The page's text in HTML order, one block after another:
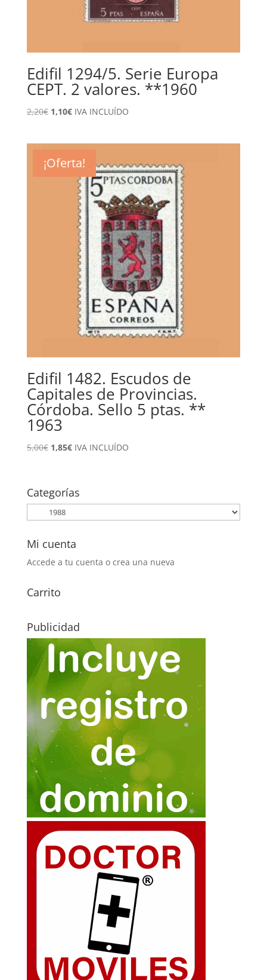
Edifil 1294/5. Serie Europa
CEPT. 2 valores. **1960
2,20€ El
2,20€.
1,10€El
1,10€.
IVA INCLUÍDO
¡Oferta!
Edifil 1482. Escudos de
Capitales de Provincias.
Córdoba. Sello 5 ptas. **
1963
5,00€ El
era:
5,00€.
1,85€El
es:
1,85€.
IVA INCLUÍDO
Categorías
Mi cuenta
Accede a tu cuenta o crea una nueva
Carrito
Publicidad